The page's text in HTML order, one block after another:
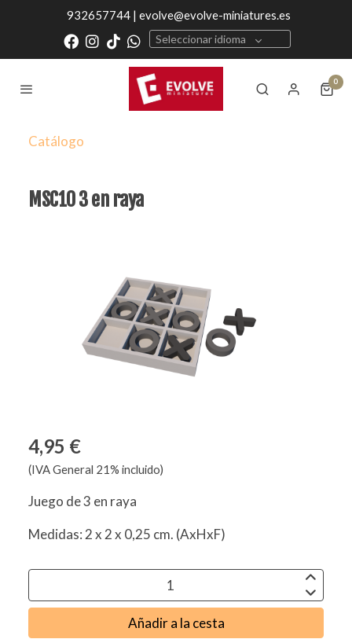
932657744 | evolve@evolve-miniatures.es
Seleccionar idioma
0
Catálogo
MSC10 3 en raya
4,95 €
(IVA General 21% incluido)
Juego de 3 en raya
Medidas: 2 x 2 x 0,25 cm. (AxHxF)
Añadir a la cesta